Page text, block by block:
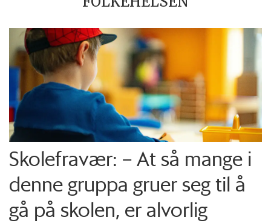
Skolefravær: – At så mange i
denne gruppa gruer seg til å
gå på skolen, er alvorlig